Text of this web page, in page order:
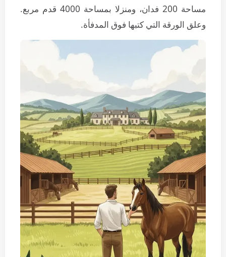
مساحة 200 فدان، ومنزلا بمساحة 4000 قدم مربع.
وعلق الورقة التي كتبها فوق المدفأة.